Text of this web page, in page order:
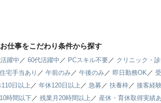
仕事をこだわり条件から探す
躍中 ／60代活躍中 ／ PCスキル不要 ／ クリニック・
住宅手当あり ／午前のみ ／午後のみ ／ 即日勤務OK ／
日以上 ／年休120日以上 ／ 急募 ／扶養枠 ／接客経
時間以下 ／残業月20時間以上 ／ 産休・育休取得実績